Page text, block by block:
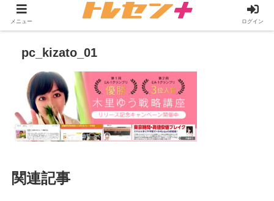
pc_kizato_01
関連記事
メニュー ログイン